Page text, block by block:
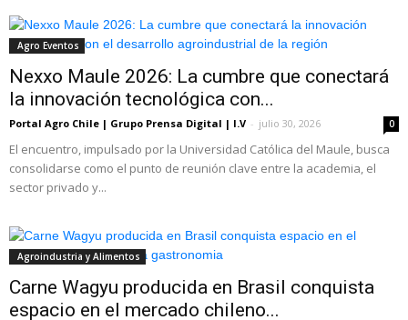
Agro Eventos
Nexxo Maule 2026: La cumbre que conectará
la innovación tecnológica con...
Portal Agro Chile | Grupo Prensa Digital | I.V - julio 30, 2026 0
El encuentro, impulsado por la Universidad Católica del Maule, busca
consolidarse como el punto de reunión clave entre la academia, el
sector privado y...
Agroindustria y Alimentos
Carne Wagyu producida en Brasil conquista
espacio en el mercado chileno...